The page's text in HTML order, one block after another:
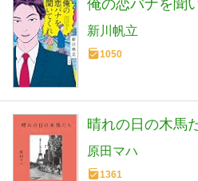
俺の恋バナを聞
新川帆立
1050
晴れの日の木馬
原田マハ
1361